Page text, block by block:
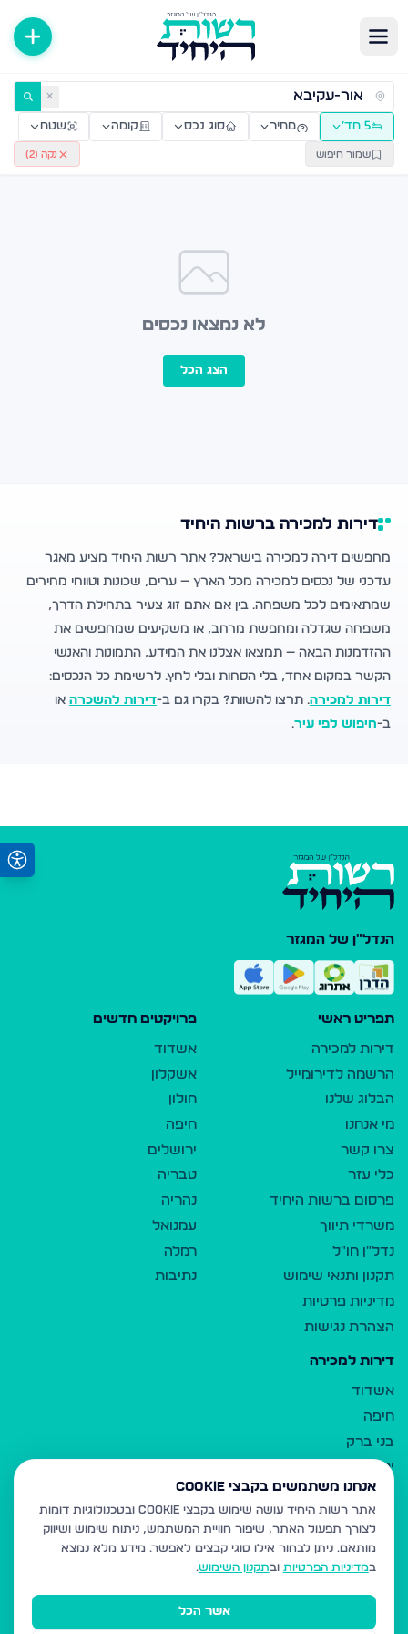
דירות למכירה ולהשכרה — רשות היחיד ✕
5 חד׳ מחיר סוג נכס קומה שטח
שמור חיפוש נקה (2
)
לא נמצאו נכסים
הצג הכל
דירות למכירה ברשות היחיד
מחפשים דירה למכירה בישראל? אתר רשות היחיד מציע מאגר
עדכני של נכסים למכירה מכל הארץ — ערים, שכונות וטווחי מחירים
שמתאימים לכל משפחה. בין אם אתם זוג צעיר בתחילת הדרך,
משפחה שגדלה ומחפשת מרחב, או משקיעים שמחפשים את
ההזדמנות הבאה — תמצאו אצלנו את המידע, התמונות והאנשי
הקשר במקום אחד, בלי הסחות ובלי לחץ. לרשימת כל הנכסים:
דירות למכירה. תרצו להשוות? בקרו גם ב-דירות להשכרה או
ב-חיפוש לפי עיר.
הנדל"ן של המגזר
תפריט ראשי
דירות למכירה
הרשמה לדירומייל
הבלוג שלנו
מי אנחנו
צרו קשר
כלי עזר
פרסום ברשות היחיד
משרדי תיווך
נדל"ן חו"ל
תקנון ותנאי שימוש
מדיניות פרטיות
הצהרת נגישות
פרויקטים חדשים
אשדוד
אשקלון
חולון
חיפה
ירושלים
טבריה
נהריה
עמנואל
רמלה
נתיבות
דירות למכירה
אשדוד
חיפה
בני ברק
ירושלים
אלעד
גבעת זאב
בית שמש
רכסים
מודיעין עילית
אנחנו משתמשים בקבצי Cookie
אתר רשות היחיד עושה שימוש בקבצי Cookie ובטכנולוגיות דומות
לצורך תפעול האתר, שיפור חוויית המשתמש, ניתוח שימוש ושיווק
מותאם. ניתן לבחור אילו סוגי קבצים לאפשר. מידע מלא נמצא
במדיניות הפרטיות ובתקנון השימוש.
אשר הכל